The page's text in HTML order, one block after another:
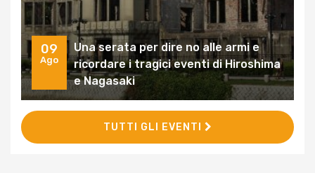
09
Ago
Una serata per dire no alle armi e
ricordare i tragici eventi di Hiroshima
e Nagasaki
TUTTI GLI EVENTI